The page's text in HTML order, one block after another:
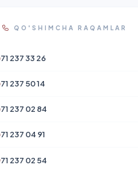
QO'SHIMCHA RAQAMLAR
71 237 33 26
71 237 50 14
71 237 02 84
71 237 04 91
71 237 02 54